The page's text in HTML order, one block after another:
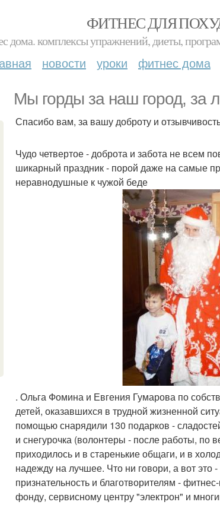
ФИТНЕС ДЛЯ
дома. комплексы упражнений, диеты,
новости уроки фитнес дома
Мы горды за наш город, за
Спасибо вам, за вашу доброту и
Чудо четвертое - доброта и забота не всем
шикарный праздник - порой даже на самые
неравнодушные к чужой беде
. Ольга Фомина и Евгения Гумарова по
детей, оказавшихся в трудной жизненной
помощью снарядили 130 подарков -
и снегурочка (волонтеры - после работы, по
приходилось и в старенькие общаги, и в
надежду на лучшее. Что ни говори, а вот это
признательность и благотворителям -
фонду, сервисному центру "электрон" и